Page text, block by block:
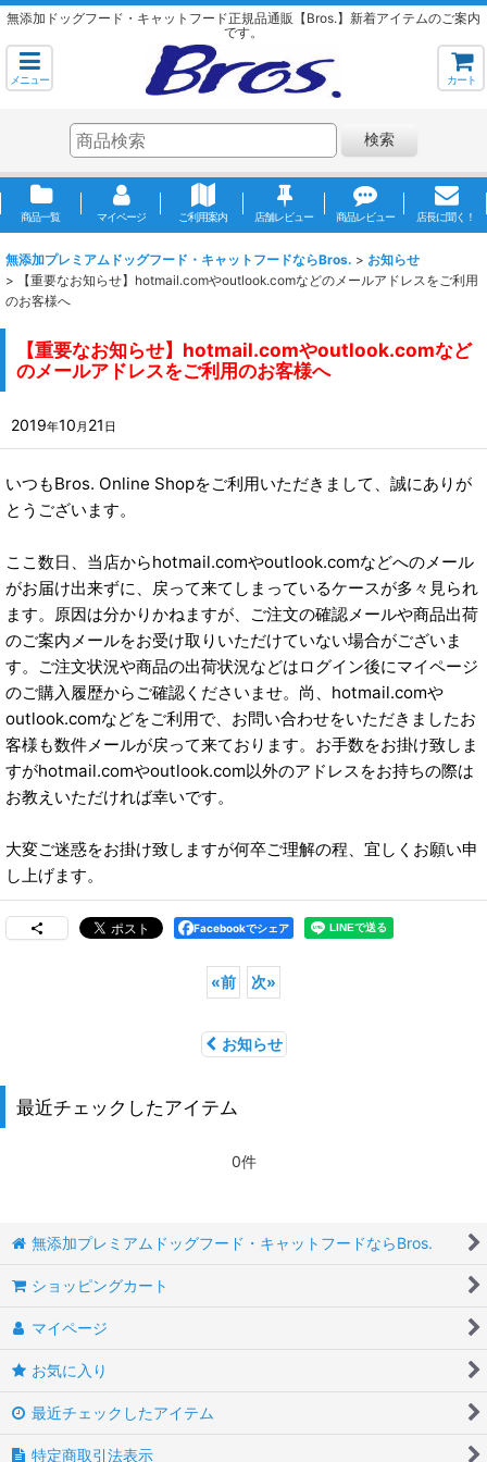
無添加ドッグフード・キャットフード正規品通販【Bros.】新着アイテムのご案内
です。
メニュー カート
検索
商品一覧 マイページ ご利用案内 店舗レビュー 商品レビュー 店長に聞く！
無添加プレミアムドッグフード・キャットフードならBros. > お知らせ
>
【重要なお知らせ】hotmail.comやoutlook.comなどのメールアドレスをご利用
のお客様へ
【重要なお知らせ】hotmail.comやoutlook.comなど
のメールアドレスをご利用のお客様へ
2019年10 月 21 日
いつもBros. Online Shopをご利用いただきまして、誠にありが
とうございます。
ここ数日、当店からhotmail.comやoutlook.comなどへのメール
がお届け出来ずに、戻って来てしまっているケースが多々見られ
ます。原因は分かりかねますが、ご注文の確認メールや商品出荷
のご案内メールをお受け取りいただけていない場合がございま
す。ご注文状況や商品の出荷状況などはログイン後にマイページ
のご購入履歴からご確認くださいませ。尚、hotmail.comや
outlook.comなどをご利用で、お問い合わせをいただきましたお
客様も数件メールが戻って来ております。お手数をお掛け致しま
すがhotmail.comやoutlook.com以外のアドレスをお持ちの際は
お教えいただければ幸いです。
大変ご迷惑をお掛け致しますが何卒ご理解の程、宜しくお願い申
し上げます。
Facebookでシェア
«前 次»
お知らせ
最近チェックしたアイテム
0件
無添加プレミアムドッグフード・キャットフードならBros.
ショッピングカート
マイページ
お気に入り
最近チェックしたアイテム
特定商取引法表示